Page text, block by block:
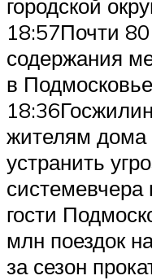
городской
18:57Почти
содержания
в
жителям
устранить
гости
млн поездок
за сезон